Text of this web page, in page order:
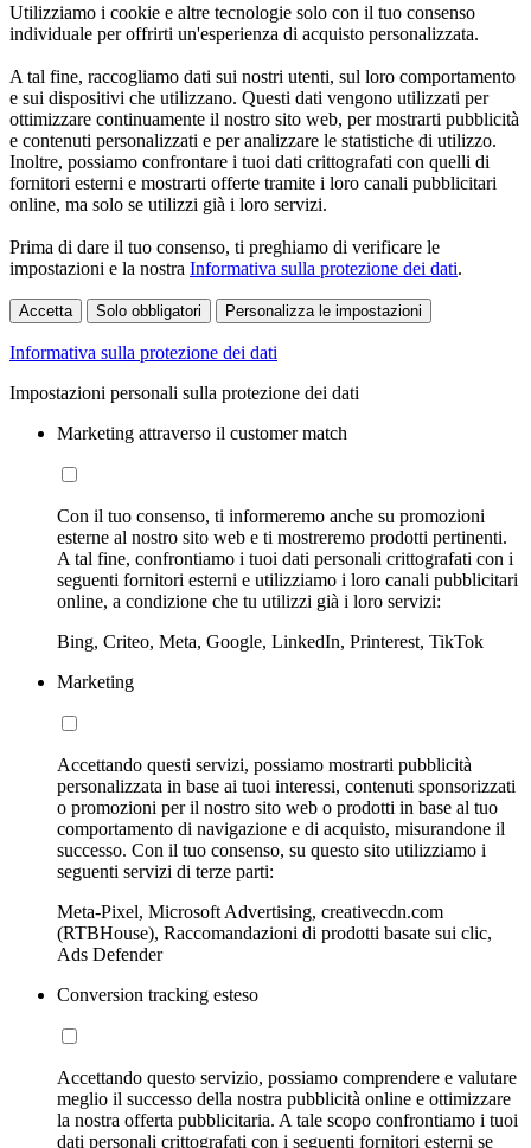
Utilizziamo i cookie e altre tecnologie solo con il tuo consenso
individuale per offrirti un'esperienza di acquisto personalizzata.
A tal fine, raccogliamo dati sui nostri utenti, sul loro comportamento
e sui dispositivi che utilizzano. Questi dati vengono utilizzati per
ottimizzare continuamente il nostro sito web, per mostrarti pubblicità
e contenuti personalizzati e per analizzare le statistiche di utilizzo.
Inoltre, possiamo confrontare i tuoi dati crittografati con quelli di
fornitori esterni e mostrarti offerte tramite i loro canali pubblicitari
online, ma solo se utilizzi già i loro servizi.
Prima di dare il tuo consenso, ti preghiamo di verificare le
impostazioni e la nostra Informativa sulla protezione dei dati.
Accetta Solo obbligatori Personalizza le impostazioni
Informativa sulla protezione dei dati
Impostazioni personali sulla protezione dei dati
Marketing attraverso il customer match
Con il tuo consenso, ti informeremo anche su promozioni
esterne al nostro sito web e ti mostreremo prodotti pertinenti.
A tal fine, confrontiamo i tuoi dati personali crittografati con i
seguenti fornitori esterni e utilizziamo i loro canali pubblicitari
online, a condizione che tu utilizzi già i loro servizi:
Bing, Criteo, Meta, Google, LinkedIn, Printerest, TikTok
Marketing
Accettando questi servizi, possiamo mostrarti pubblicità
personalizzata in base ai tuoi interessi, contenuti sponsorizzati
o promozioni per il nostro sito web o prodotti in base al tuo
comportamento di navigazione e di acquisto, misurandone il
successo. Con il tuo consenso, su questo sito utilizziamo i
seguenti servizi di terze parti:
Meta-Pixel, Microsoft Advertising, creativecdn.com
(RTBHouse), Raccomandazioni di prodotti basate sui clic,
Ads Defender
Conversion tracking esteso
Accettando questo servizio, possiamo comprendere e valutare
meglio il successo della nostra pubblicità online e ottimizzare
la nostra offerta pubblicitaria. A tale scopo confrontiamo i tuoi
dati personali crittografati con i seguenti fornitori esterni se